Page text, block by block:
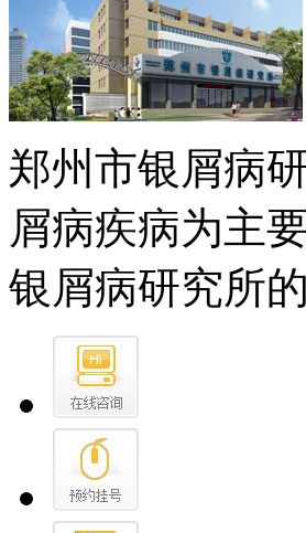
郑州市银屑病
屑病疾病为主
银屑病研究所